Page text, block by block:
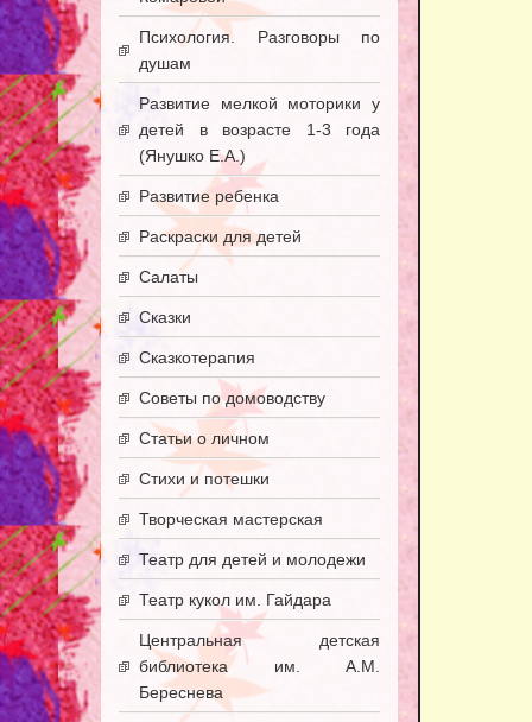
Психология. Разговоры по
душам
Развитие мелкой моторики у
детей в возрасте 1-3 года
(Янушко Е.А.)
Развитие ребенка
Раскраски для детей
Салаты
Сказки
Сказкотерапия
Советы по домоводству
Статьи о личном
Стихи и потешки
Творческая мастерская
Театр для детей и молодежи
Театр кукол им. Гайдара
Центральная детская
библиотека им. А.М.
Береснева